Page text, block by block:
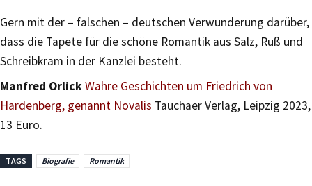
Gern mit der – falschen – deutschen Verwunderung darüber,
dass die Tapete für die schöne Romantik aus Salz, Ruß und
Schreibkram in der Kanzlei besteht.
Manfred OrlickWahre Geschichten um Friedrich von
Hardenberg, genannt Novalis Tauchaer Verlag, Leipzig 2023,
13 Euro.
TAGS Biografie Romantik